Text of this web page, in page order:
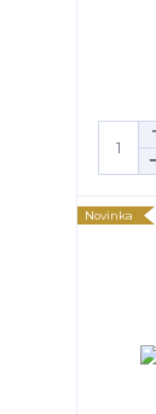
Novinka